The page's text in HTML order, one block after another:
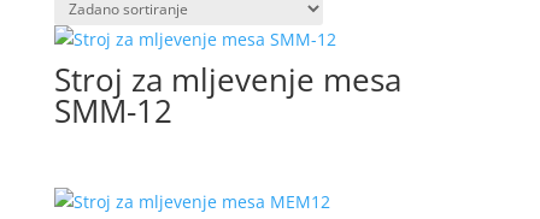
Stroj za mljevenje mesa
SMM-12